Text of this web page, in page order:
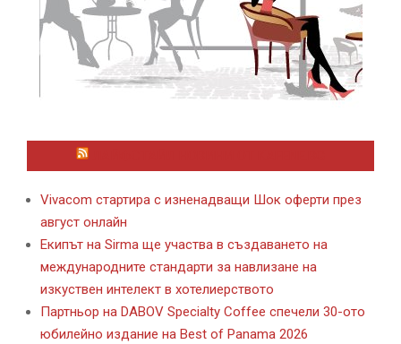
Vivacom стартира с изненадващи Шок оферти през
август онлайн
Екипът на Sirma ще участва в създаването на
международните стандарти за навлизане на
изкуствен интелект в хотелиерството
Партньор на DABOV Specialty Coffee спечели 30-ото
юбилейно издание на Best of Panama 2026